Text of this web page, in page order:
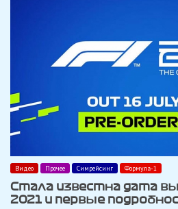
Видео Прочее Симрейсинг Формула-1
Стала известна дата
2021 и первые